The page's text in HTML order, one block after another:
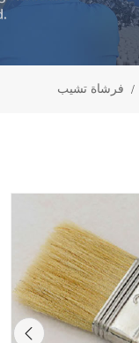
فرشاة تشيب